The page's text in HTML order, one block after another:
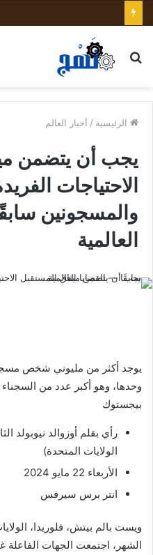
بحث
الرئيسية / أخبار العالم
يجب أن يتضمن
الاحتياجات
والمسجونين
العالمية
يوجد أكثر من مليوني شخص
وحدها، وهو أكبر عدد من السجناء
بيجستوك
رأي بقلم أوزوالد نيوبولد
الولايات المتحدة)
الأربعاء 22 مايو 2024
انتر برس سيرفس
الشهر، اجتمعت الجهات الفاعلة